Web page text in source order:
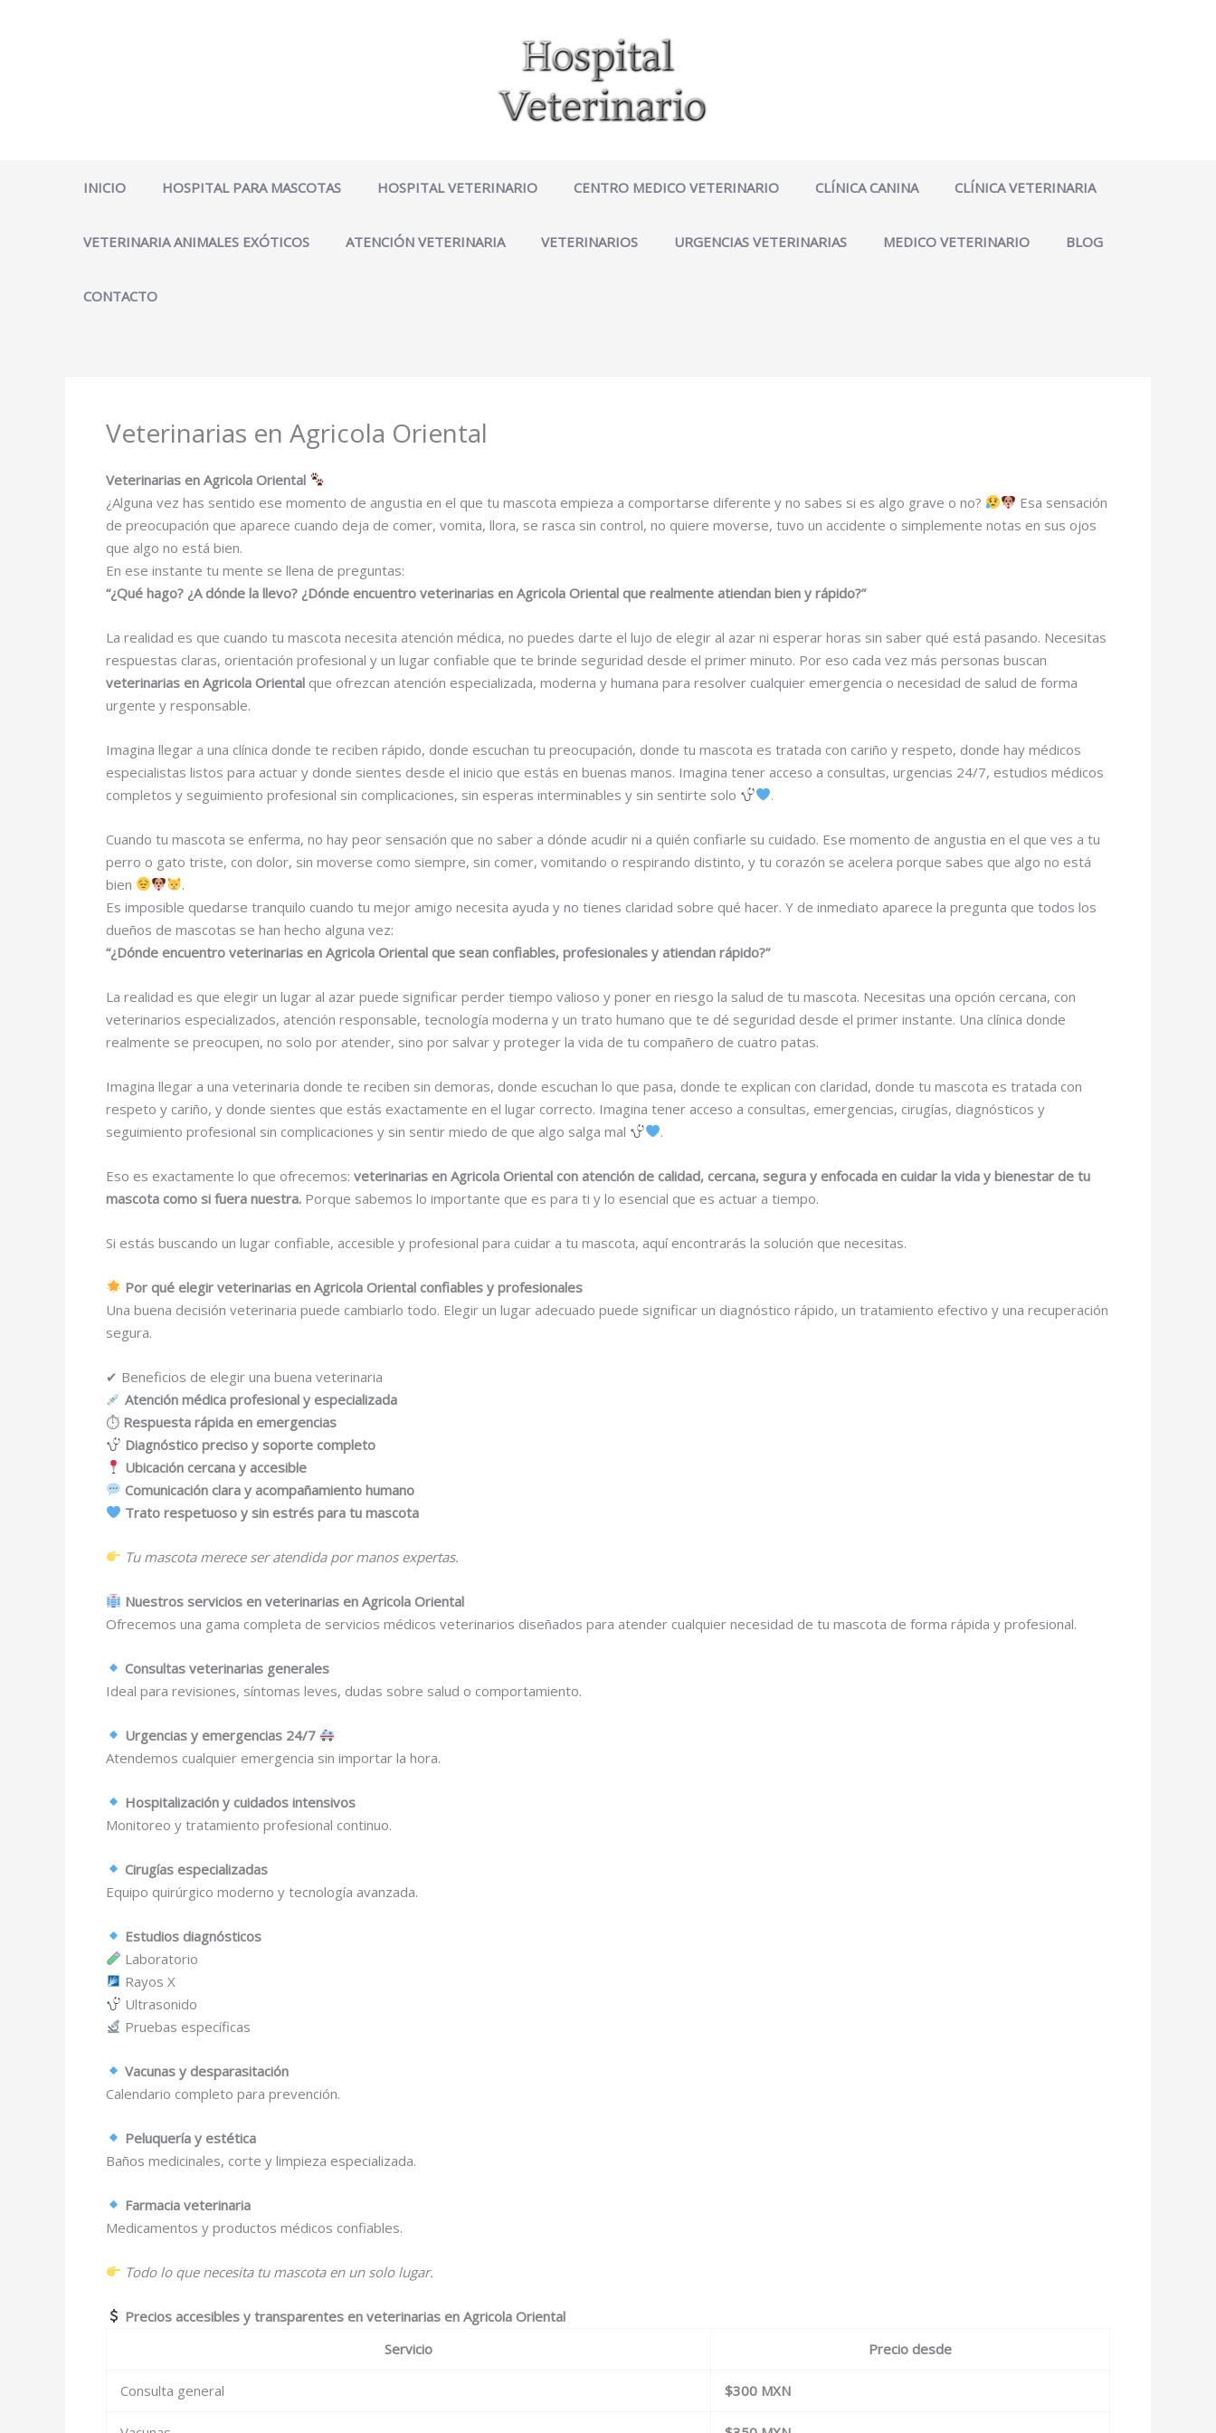
INICIO HOSPITAL PARA MASCOTAS HOSPITAL VETERINARIO CENTRO MEDICO VETERINARIO CLÍNICA CANINA CLÍNICA VETERINARIA
VETERINARIA ANIMALES EXÓTICOS ATENCIÓN VETERINARIA VETERINARIOS URGENCIAS VETERINARIAS MEDICO VETERINARIO BLOG
CONTACTO
Veterinarias en Agricola Oriental
Veterinarias en Agricola Oriental
¿Alguna vez has sentido ese momento de angustia en el que tu mascota empieza a comportarse diferente y no sabes si es algo grave o no?
Esa sensación
de preocupación que aparece cuando deja de comer, vomita, llora, se rasca sin control, no quiere moverse, tuvo un accidente o simplemente notas en sus ojos
que algo no está bien.
En ese instante tu mente se llena de preguntas:
“¿Qué hago? ¿A dónde la llevo? ¿Dónde encuentro veterinarias en Agricola Oriental que realmente atiendan bien y rápido?”
La realidad es que cuando tu mascota necesita atención médica, no puedes darte el lujo de elegir al azar ni esperar horas sin saber qué está pasando. Necesitas
respuestas claras, orientación profesional y un lugar confiable que te brinde seguridad desde el primer minuto. Por eso cada vez más personas buscan
veterinarias en Agricola Oriental que ofrezcan atención especializada, moderna y humana para resolver cualquier emergencia o necesidad de salud de forma
urgente y responsable.
Imagina llegar a una clínica donde te reciben rápido, donde escuchan tu preocupación, donde tu mascota es tratada con cariño y respeto, donde hay médicos
especialistas listos para actuar y donde sientes desde el inicio que estás en buenas manos. Imagina tener acceso a consultas, urgencias 24/7, estudios médicos
completos y seguimiento profesional sin complicaciones, sin esperas interminables y sin sentirte solo
.
Cuando tu mascota se enferma, no hay peor sensación que no saber a dónde acudir ni a quién confiarle su cuidado. Ese momento de angustia en el que ves a tu
perro o gato triste, con dolor, sin moverse como siempre, sin comer, vomitando o respirando distinto, y tu corazón se acelera porque sabes que algo no está
bien
.
Es imposible quedarse tranquilo cuando tu mejor amigo necesita ayuda y no tienes claridad sobre qué hacer. Y de inmediato aparece la pregunta que todos los
dueños de mascotas se han hecho alguna vez:
“¿Dónde encuentro veterinarias en Agricola Oriental que sean confiables, profesionales y atiendan rápido?”
La realidad es que elegir un lugar al azar puede significar perder tiempo valioso y poner en riesgo la salud de tu mascota. Necesitas una opción cercana, con
veterinarios especializados, atención responsable, tecnología moderna y un trato humano que te dé seguridad desde el primer instante. Una clínica donde
realmente se preocupen, no solo por atender, sino por salvar y proteger la vida de tu compañero de cuatro patas.
Imagina llegar a una veterinaria donde te reciben sin demoras, donde escuchan lo que pasa, donde te explican con claridad, donde tu mascota es tratada con
respeto y cariño, y donde sientes que estás exactamente en el lugar correcto. Imagina tener acceso a consultas, emergencias, cirugías, diagnósticos y
seguimiento profesional sin complicaciones y sin sentir miedo de que algo salga mal
.
Eso es exactamente lo que ofrecemos: veterinarias en Agricola Oriental con atención de calidad, cercana, segura y enfocada en cuidar la vida y bienestar de tu
mascota como si fuera nuestra. Porque sabemos lo importante que es para ti y lo esencial que es actuar a tiempo.
Si estás buscando un lugar confiable, accesible y profesional para cuidar a tu mascota, aquí encontrarás la solución que necesitas.
Por qué elegir veterinarias en Agricola Oriental confiables y profesionales
Una buena decisión veterinaria puede cambiarlo todo. Elegir un lugar adecuado puede significar un diagnóstico rápido, un tratamiento efectivo y una recuperación
segura.
✔ Beneficios de elegir una buena veterinaria
Atención médica profesional y especializada
⏱ Respuesta rápida en emergencias
Diagnóstico preciso y soporte completo
Ubicación cercana y accesible
Comunicación clara y acompañamiento humano
Trato respetuoso y sin estrés para tu mascota
Tu mascota merece ser atendida por manos expertas.
Nuestros servicios en veterinarias en Agricola Oriental
Ofrecemos una gama completa de servicios médicos veterinarios diseñados para atender cualquier necesidad de tu mascota de forma rápida y profesional.
Consultas veterinarias generales
Ideal para revisiones, síntomas leves, dudas sobre salud o comportamiento.
Urgencias y emergencias 24/7
Atendemos cualquier emergencia sin importar la hora.
Hospitalización y cuidados intensivos
Monitoreo y tratamiento profesional continuo.
Cirugías especializadas
Equipo quirúrgico moderno y tecnología avanzada.
Estudios diagnósticos
Laboratorio
Rayos X
Ultrasonido
Pruebas específicas
Vacunas y desparasitación
Calendario completo para prevención.
Peluquería y estética
Baños medicinales, corte y limpieza especializada.
Farmacia veterinaria
Medicamentos y productos médicos confiables.
Todo lo que necesita tu mascota en un solo lugar.
Precios accesibles y transparentes en veterinarias en Agricola Oriental
Servicio
Precio desde
Consulta general $300 MXN